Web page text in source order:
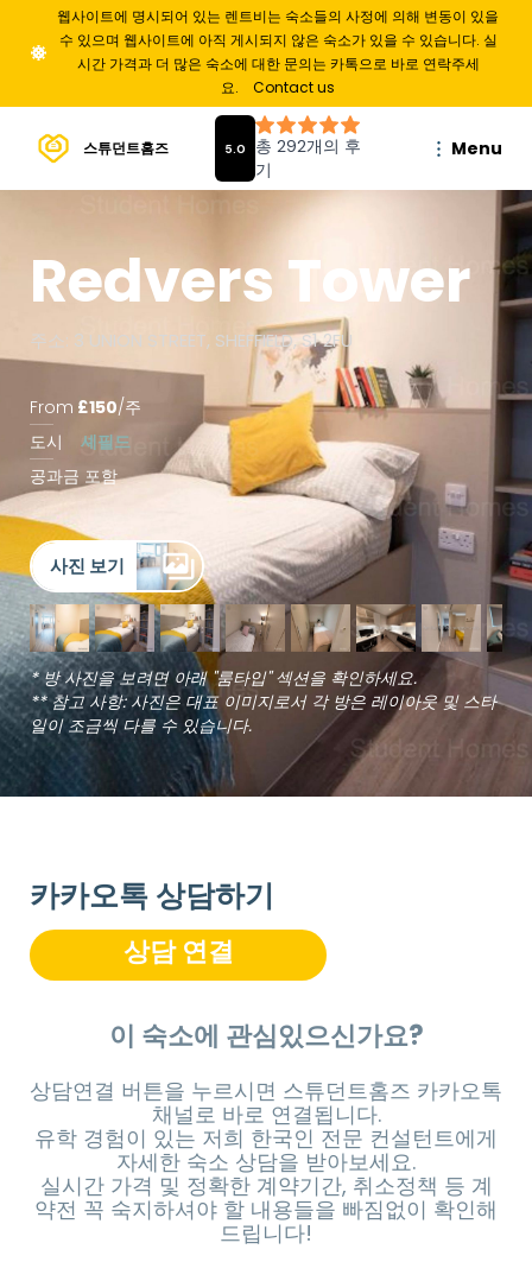
웹사이트에 명시되어 있는 렌트비는 숙소들의 사정에 의해 변동이 있을
수 있으며 웹사이트에 아직 게시되지 않은 숙소가 있을 수 있습니다. 실
시간 가격과 더 많은 숙소에 대한 문의는 카톡으로 바로 연락주세
요.
Contact us
스튜던트홈즈 Menu
Redvers Tower
주소: 3 UNION STREET, SHEFFIELD, S1 2FU
From £150/주
도시
셰필드
공과금 포함
사진 보기
* 방 사진을 보려면 아래 "룸타입" 섹션을 확인하세요.
** 참고 사항: 사진은 대표 이미지로서 각 방은 레이아웃 및 스타
일이 조금씩 다를 수 있습니다.
카카오톡 상담하기
상담 연결
이 숙소에 관심있으신가요?
상담연결 버튼을 누르시면 스튜던트홈즈 카카오톡
채널로 바로 연결됩니다.
유학 경험이 있는 저희 한국인 전문 컨설턴트에게
자세한 숙소 상담을 받아보세요.
실시간 가격 및 정확한 계약기간, 취소정책 등 계
약전 꼭 숙지하셔야 할 내용들을 빠짐없이 확인해
드립니다!